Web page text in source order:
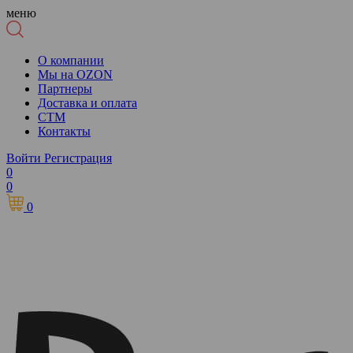
меню
О компании
Мы на OZON
Партнеры
Доставка и оплата
СТМ
Контакты
Войти Регистрация
0
0
0